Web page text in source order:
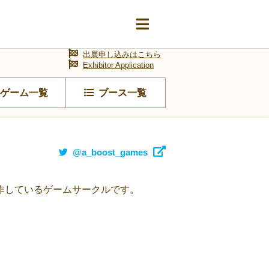
ゲーム一覧 ブース一覧
出展申し込みはこちら
Exhibitor Application
@a_boost_games
ているゲームサークルです。